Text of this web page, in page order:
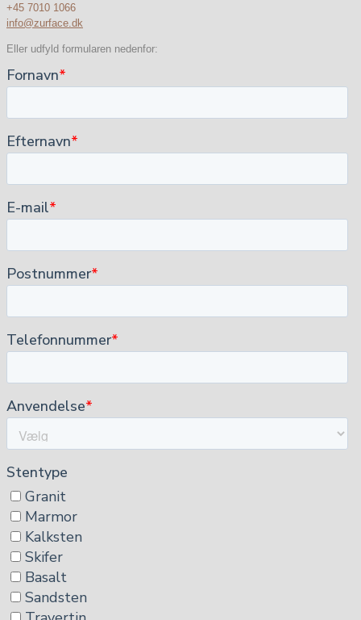
+45 7010 1066
info@zurface.dk
Eller udfyld formularen nedenfor: